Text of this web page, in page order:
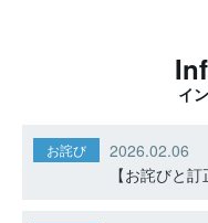
イ
お詫び
2026.02.06
【お詫びと